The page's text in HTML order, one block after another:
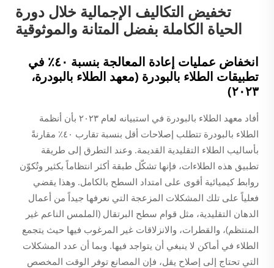
تخفيض التكاليف الإجمالية خلال دورة
الحياة الكاملة بفضل المتانة والموثوقية
انخفاض عمليات إعادة المعالجة بنسبة ٤٠٪ في
تطبيقات الطلاء بالبودرة (معهد الطلاء بالبودرة،
٢٠٢٣)
أفاد معهد الطلاء بالبودرة في استبيانه لعام ٢٠٢٣ بأن أنظمة
الطلاء بالبودرة تتطلب إصلاحات أقل بنسبة تقارب ٤٠٪ مقارنةً
بأساليب الطلاء التقليدية القديمة. وعند التطرق إلى طريقة
تطبيق هذه الطلاءات، فإنها تشكّل طبقة أكثر انتظاماً بكثير وتُكوّن
روابط كيميائية أقوى على امتداد السطح بالكامل. وهذا يقضي
فعلياً على تلك المشكلات المزعجة التي نعرفها جيداً من أعمال
الدهان التقليدية، مثل قوام سطح البرتقال (الملمس الناعم غير
المنتظم)، والقطرات، والانزلاقات غير المرغوب فيها حيث يتجمع
الطلاء في أماكن لا ينبغي أن يتواجد فيها. وبما أن عدد المشكلات
التي تحتاج إلى إصلاح يقل، فإن المصانع توفر الوقت المخصص